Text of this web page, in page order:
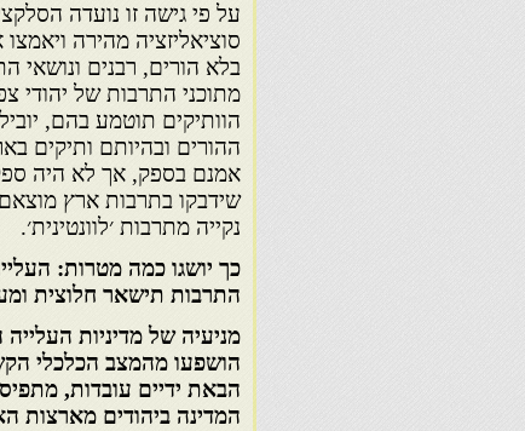
על פי גישה זו נועדה
סוציאליזציה מהירה
בלא הורים, רבנים ונושאי
מתוכני התרבות של יהודי
הוותיקים תוטמע בהם,
ההורים ובהיותם ותיקים
אמנם בספק, אך לא היה
שידבקו בתרבות ארץ
נקייה מתרבות ׳לוונטינית׳.
כך יושגו כמה מטרות:
התרבות תישאר חלוצית
מניעיה של מדיניות
הושפעו מהמצב הכלכלי
הבאת ידיים עובדות,
המדינה ביהודים מארצות